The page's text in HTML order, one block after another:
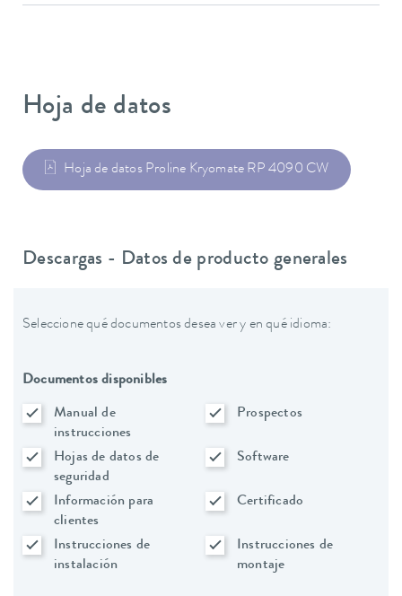
Hoja de datos
Hoja de datos Proline Kryomate RP 4090 CW
Descargas - Datos de producto generales
Seleccione qué documentos desea ver y en qué idioma:
Documentos disponibles
Manual de
instrucciones
Prospectos
Hojas de datos de
seguridad
Software
Información para
clientes
Certificado
Instrucciones de
instalación
Instrucciones de
montaje